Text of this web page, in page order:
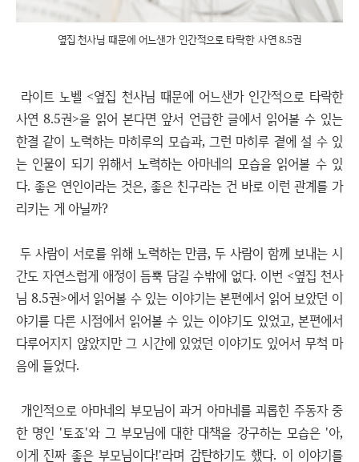
옆집 천사님 때문에 어느샌가 인간적으로 타락한 사연 8.5권
라이트 노벨 <옆집 천사님 때문에 어느샌가 인간적으로 타락한
사연 8.5권>을 읽어 본다면 앞서 언급한 글에서 읽어볼 수 있는
한결 같이 노력하는 마히루의 모습과, 그런 마히루 곁에 설 수 있
는 인물이 되기 위해서 노력하는 아마네의 모습을 읽어볼 수 있
다. 좋은 연인이라는 것은, 좋은 친구라는 건 바로 이런 관계를 가
리키는 게 아닐까?
두 사람이 서로를 위해 노력하는 만큼, 두 사람이 함께 보내는 시
간도 자연스럽게 애정이 듬뿍 담길 수밖에 없다. 이번 <옆집 천사
님 8.5권>에서 읽어볼 수 있는 이야기는 본편에서 읽어 보았던 이
야기를 다른 시점에서 읽어볼 수 있는 이야기도 있었고, 본편에서
다루어지지 않았지만 그 시간에 있었던 이야기도 있어서 무척 마
음에 들었다.
개인적으로 아마네의 부모님이 과거 아마네를 괴롭힌 주동자 중
한 명인 '토죠'와 그 부모님에 대한 대책을 강구하는 모습은 '아,
이게 진짜 좋은 부모님이다!'라며 감탄하기도 했다. 이 이야기를